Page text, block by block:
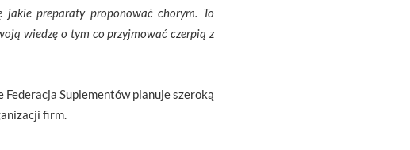
preparaty proponować chorym. To
wiedzę o tym co przyjmować czerpią z
Suplementów planuje szeroką
firm.